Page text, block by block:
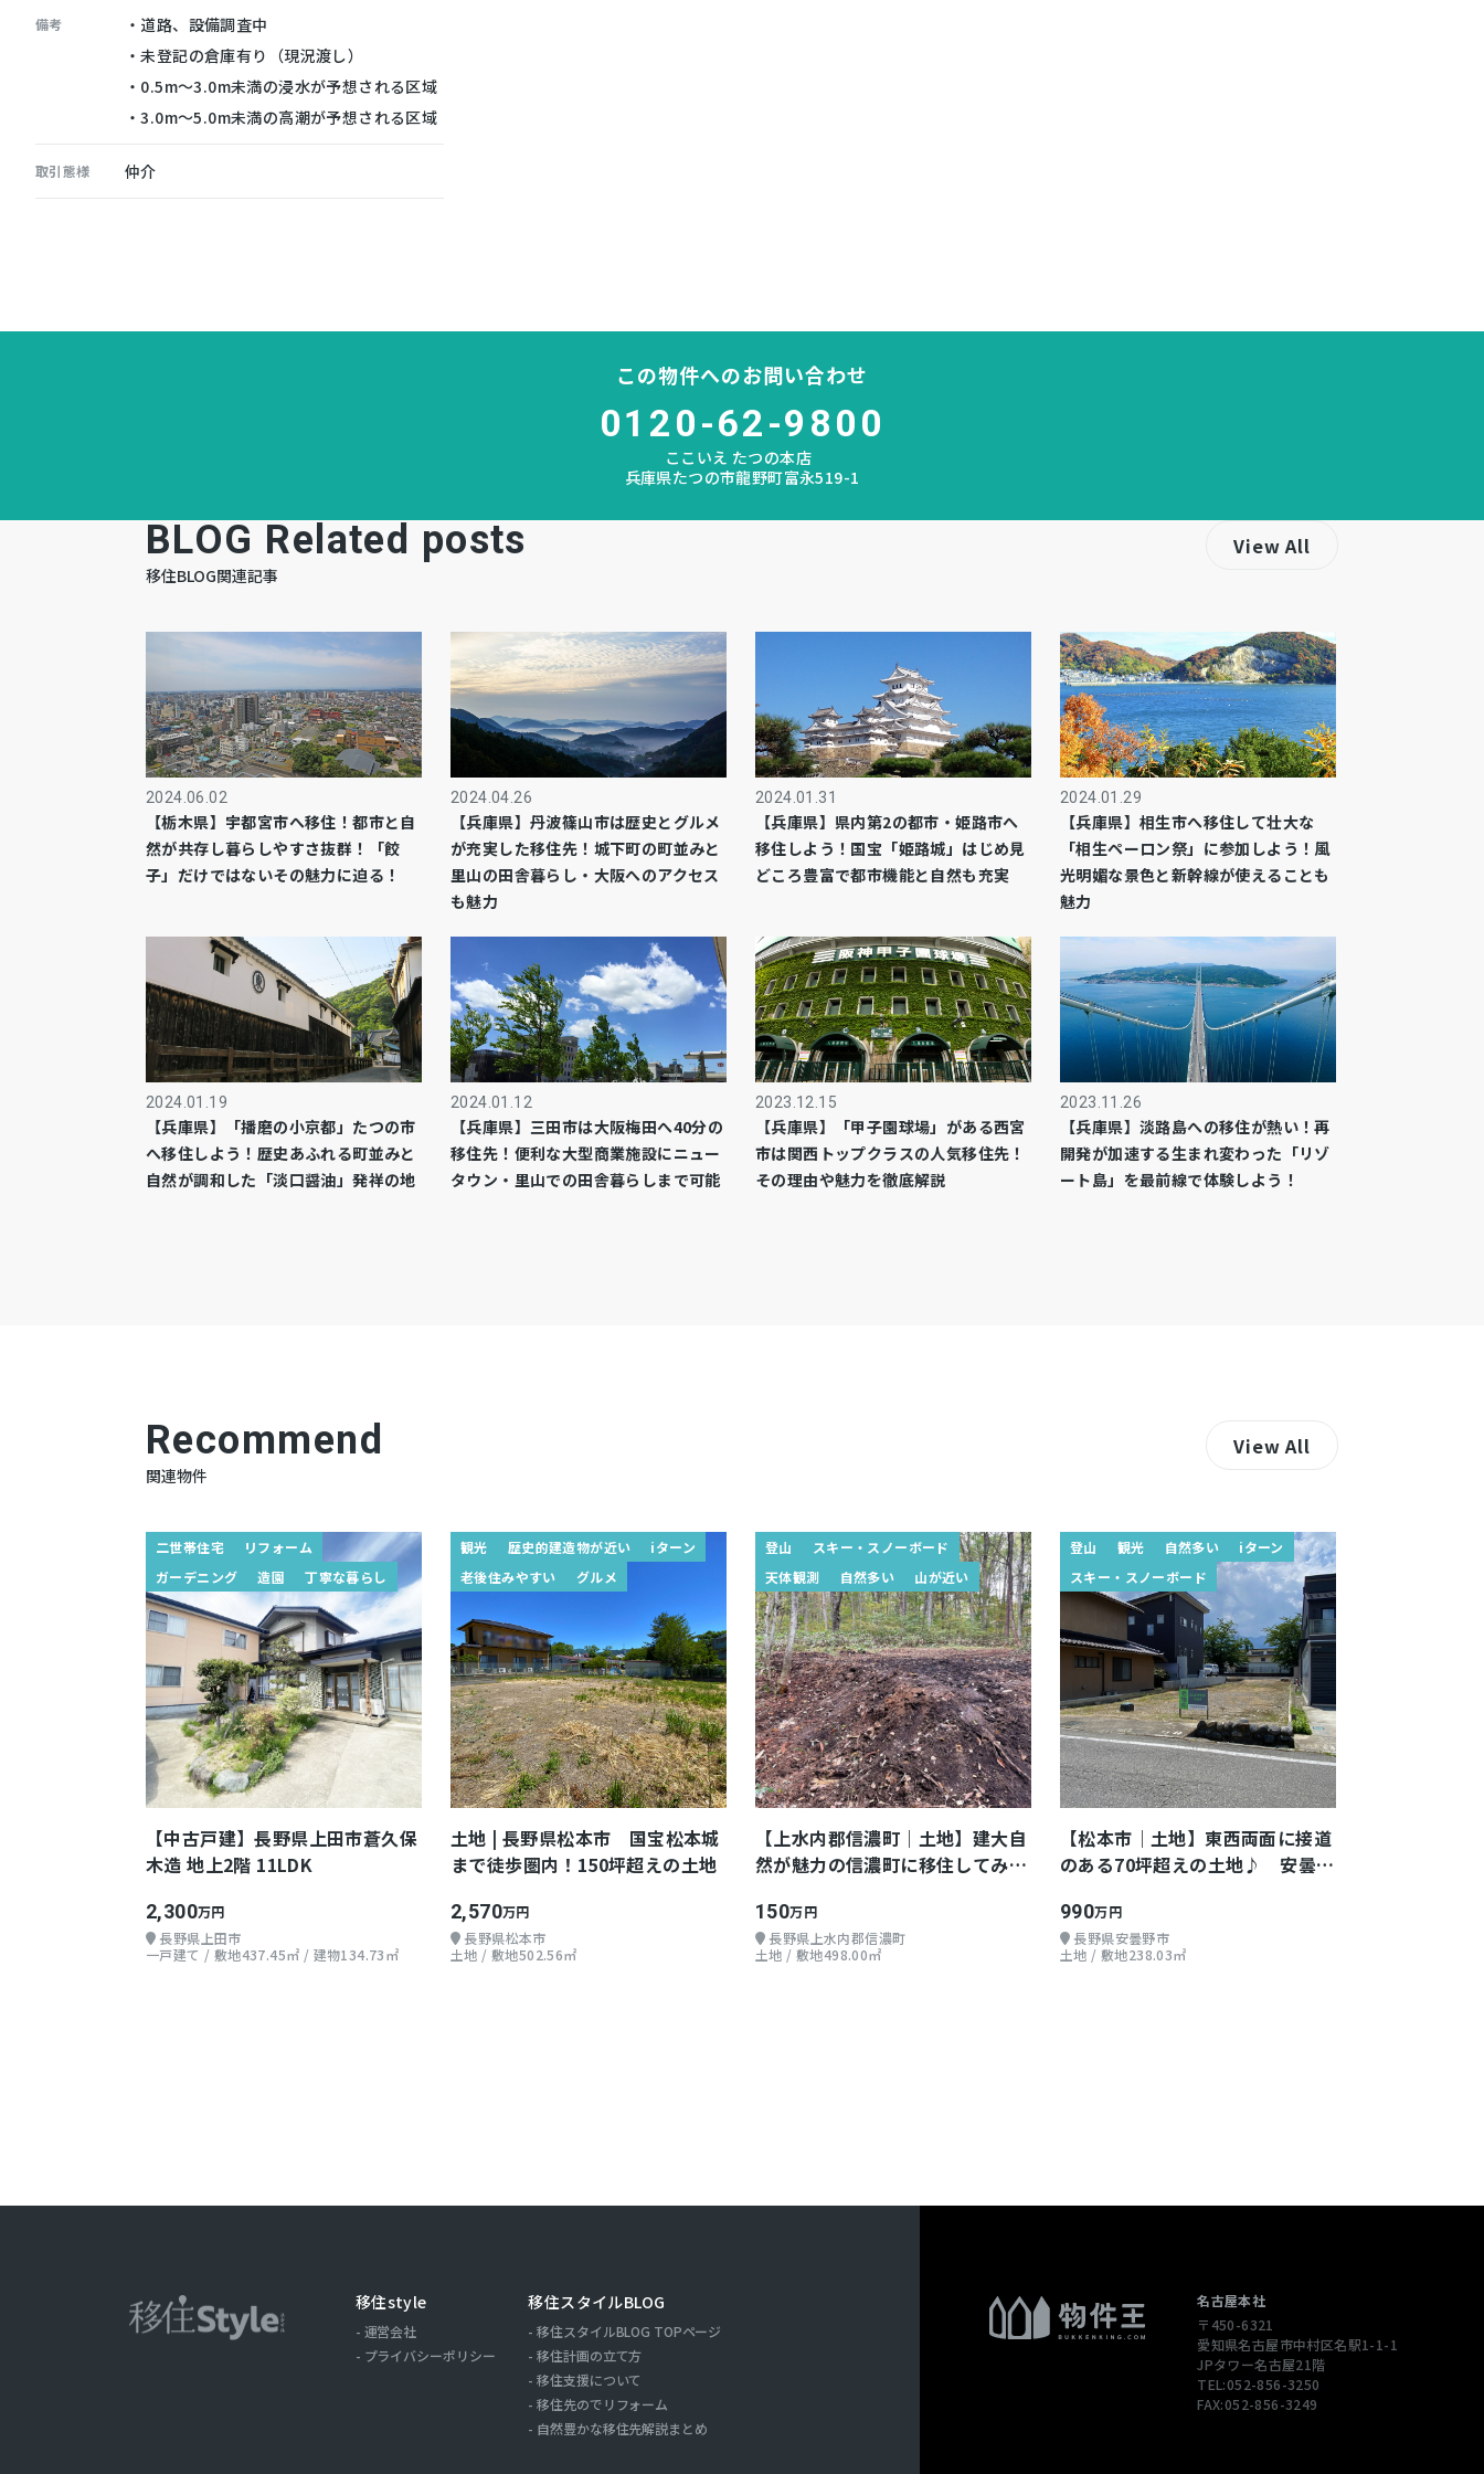
備考
・道路、設備調査中
・未登記の倉庫有り（現況渡し）
・0.5m～3.0m未満の浸水が予想される区域
・3.0m～5.0m未満の高潮が予想される区域
取引態様 仲介
この物件へのお問い合わせ
0120-62-9800
ここいえ たつの本店
兵庫県たつの市龍野町富永519-1
BLOG Related posts
移住BLOG関連記事
2024.06.02
【栃木県】宇都宮市へ移住！都市と自
然が共存し暮らしやすさ抜群！「餃
子」だけではないその魅力に迫る！
2024.04.26
【兵庫県】丹波篠山市は歴史とグルメ
が充実した移住先！城下町の町並みと
里山の田舎暮らし・大阪へのアクセス
も魅力
2024.01.31
【兵庫県】県内第2の都市・姫路市へ
移住しよう！国宝「姫路城」はじめ見
どころ豊富で都市機能と自然も充実
2024.01.29
【兵庫県】相生市へ移住して壮大な
「相生ペーロン祭」に参加しよう！風
光明媚な景色と新幹線が使えることも
魅力
2024.01.19
【兵庫県】「播磨の小京都」たつの市
へ移住しよう！歴史あふれる町並みと
自然が調和した「淡口醤油」発祥の地
2024.01.12
【兵庫県】三田市は大阪梅田へ40分の
移住先！便利な大型商業施設にニュー
タウン・里山での田舎暮らしまで可能
2023.12.15
【兵庫県】「甲子園球場」がある西宮
市は関西トップクラスの人気移住先！
その理由や魅力を徹底解説
2023.11.26
【兵庫県】淡路島への移住が熱い！再
開発が加速する生まれ変わった「リゾ
ート島」を最前線で体験しよう！
View All
Recommend
関連物件
二世帯住宅
リフォーム
ガーデニング
造園 丁寧な暮らし
【中古戸建】長野県上田市蒼久保
木造 地上2階 11LDK
2,300万円
長野県上田市
一戸建て / 敷地437.45㎡ / 建物134.73㎡
観光 歴史的建造物が近い
iターン
老後住みやすい
グルメ
土地 | 長野県松本市 国宝松本城
まで徒歩圏内！150坪超えの土地
2,570万円
長野県松本市
土地 / 敷地502.56㎡
登山
スキー・スノーボード
天体観測
自然多い 山が近い
【上水内郡信濃町｜土地】建大自
然が魅力の信濃町に移住してみま
150万円
長野県上水内郡信濃町
土地 / 敷地498.00㎡
登山 観光 自然多い
iターン
スキー・スノーボード
【松本市｜土地】東西両面に接道
のある70坪超えの土地♪ 安曇野
990万円
長野県安曇野市
土地 / 敷地238.03㎡
View All
移住style
運営会社
プライバシーポリシー
移住スタイルBLOG
移住スタイルBLOG TOPページ
移住計画の立て方
移住支援について
移住先のでリフォーム
自然豊かな移住先解説まとめ
名古屋本社
〒450-6321
愛知県名古屋市中村区名駅1-1-1
JPタワー名古屋21階
TEL:052-856-3250
FAX:052-856-3249